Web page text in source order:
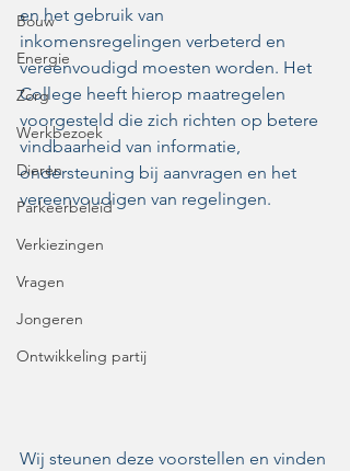
Bouw
Energie
Zorg
Werkbezoek
Dieren
Parkeerbeleid
Verkiezingen
Vragen
Jongeren
Ontwikkeling partij
en het gebruik van
inkomensregelingen verbeterd en
vereenvoudigd moesten worden. Het
College heeft hierop maatregelen
voorgesteld die zich richten op betere
vindbaarheid van informatie,
ondersteuning bij aanvragen en het
vereenvoudigen van regelingen.
Wij steunen deze voorstellen en vinden